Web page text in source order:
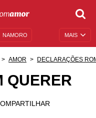
MAIS
NAMORO
AMOR DECLARAÇÕES
QUERER